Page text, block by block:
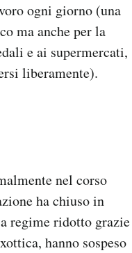
ogni giorno (una
ma anche per la
e ai supermercati,
liberamente).
nel corso
ha chiuso in
regime ridotto grazie
hanno sospeso